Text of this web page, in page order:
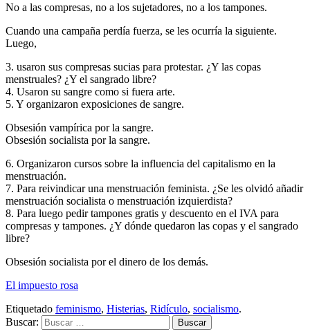
No a las compresas, no a los sujetadores, no a los tampones.
Cuando una campaña perdía fuerza, se les ocurría la siguiente.
Luego,
3. usaron sus compresas sucias para protestar. ¿Y las copas
menstruales? ¿Y el sangrado libre?
4. Usaron su sangre como si fuera arte.
5. Y organizaron exposiciones de sangre.
Obsesión vampírica por la sangre.
Obsesión socialista por la sangre.
6. Organizaron cursos sobre la influencia del capitalismo en la
menstruación.
7. Para reivindicar una menstruación feminista. ¿Se les olvidó añadir
menstruación socialista o menstruación izquierdista?
8. Para luego pedir tampones gratis y descuento en el IVA para
compresas y tampones. ¿Y dónde quedaron las copas y el sangrado
libre?
Obsesión socialista por el dinero de los demás.
El impuesto rosa
Etiquetado feminismo, Histerias, Ridículo, socialismo.
Buscar: